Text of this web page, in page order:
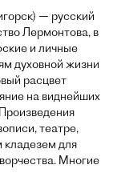
— русский
Лермонтова, в
и личные
духовной жизни
расцвет
на виднейших
театре,
кладезем для
Многие